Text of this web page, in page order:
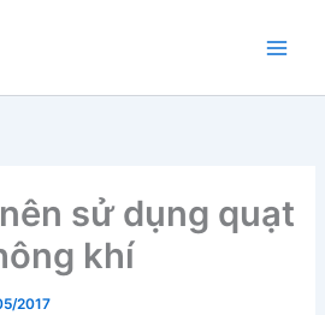
sử dụng quạt
khí
2017